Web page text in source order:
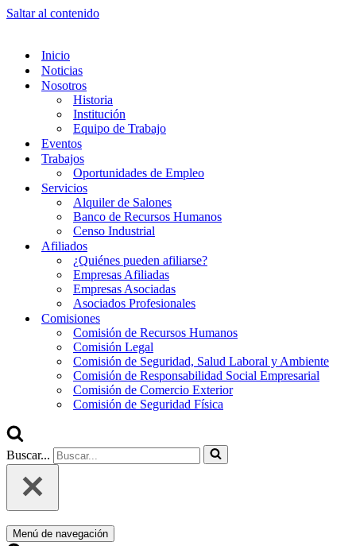
Saltar al contenido
Inicio
Noticias
Nosotros
Historia
Institución
Equipo de Trabajo
Eventos
Trabajos
Oportunidades de Empleo
Servicios
Alquiler de Salones
Banco de Recursos Humanos
Censo Industrial
Afiliados
¿Quiénes pueden afiliarse?
Empresas Afiliadas
Empresas Asociadas
Asociados Profesionales
Comisiones
Comisión de Recursos Humanos
Comisión Legal
Comisión de Seguridad, Salud Laboral y Ambiente
Comisión de Responsabilidad Social Empresarial
Comisión de Comercio Exterior
Comisión de Seguridad Física
Buscar...
Menú de navegación